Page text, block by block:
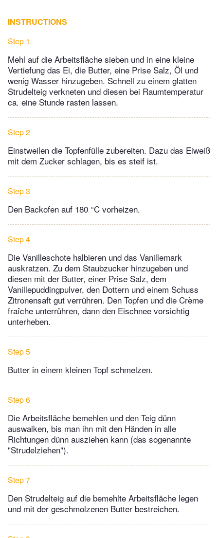
INSTRUCTIONS
Step 1
Mehl auf die Arbeitsfläche sieben und in eine kleine
Vertiefung das Ei, die Butter, eine Prise Salz, Öl und
wenig Wasser hinzugeben. Schnell zu einem glatten
Strudelteig verkneten und diesen bei Raumtemperatur
ca. eine Stunde rasten lassen.
Step 2
Einstweilen die Topfenfülle zubereiten. Dazu das Eiweiß
mit dem Zucker schlagen, bis es steif ist.
Step 3
Den Backofen auf 180 °C vorheizen.
Step 4
Die Vanilleschote halbieren und das Vanillemark
auskratzen. Zu dem Staubzucker hinzugeben und
diesen mit der Butter, einer Prise Salz, dem
Vanillepuddingpulver, den Dottern und einem Schuss
Zitronensaft gut verrühren. Den Topfen und die Crème
fraîche unterrühren, dann den Eischnee vorsichtig
unterheben.
Step 5
Butter in einem kleinen Topf schmelzen.
Step 6
Die Arbeitsfläche bemehlen und den Teig dünn
auswalken, bis man ihn mit den Händen in alle
Richtungen dünn ausziehen kann (das sogenannte
"Strudelziehen").
Step 7
Den Strudelteig auf die bemehlte Arbeitsfläche legen
und mit der geschmolzenen Butter bestreichen.